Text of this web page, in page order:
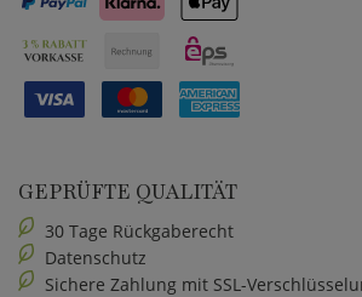
GEPRÜFTE QUALITÄT
30 Tage Rückgaberecht
Datenschutz
Sichere Zahlung mit SSL-